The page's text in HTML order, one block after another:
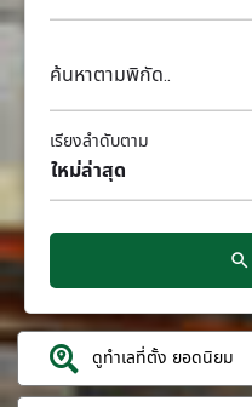
ค้นหาตามพิกัด..
ใหม่ล่าสุด
เรียงลำดับตาม
ดูทำเลที่ตั้ง ยอดนิยม